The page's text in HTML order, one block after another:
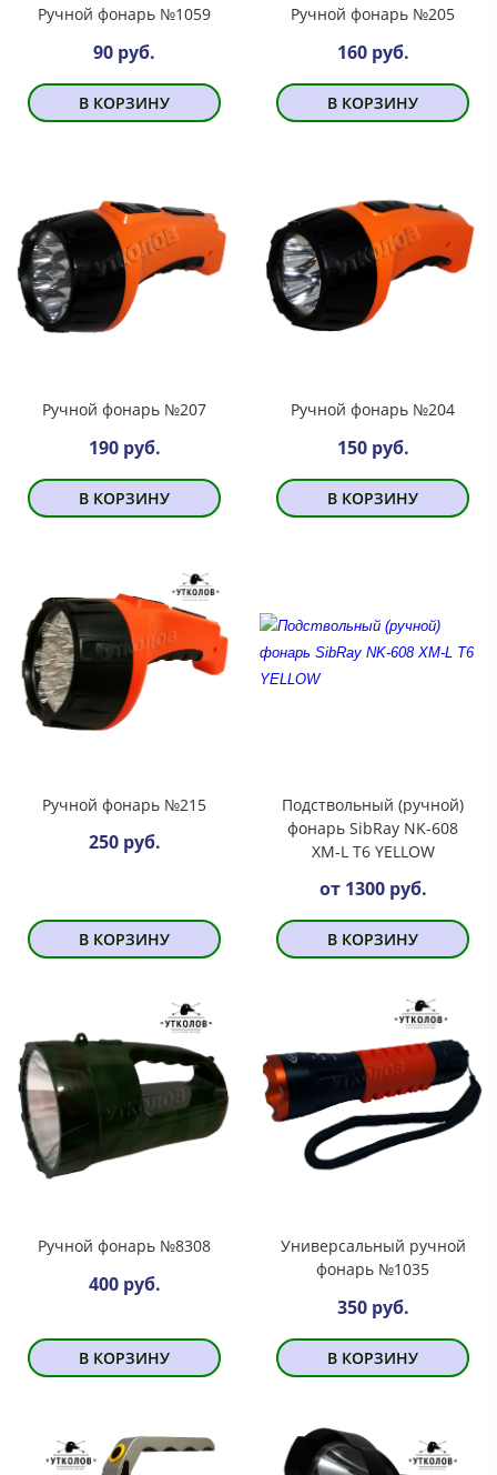
Ручной фонарь №1059
90 руб.
В КОРЗИНУ
Ручной фонарь №205
160 руб.
В КОРЗИНУ
Ручной фонарь №207
190 руб.
В КОРЗИНУ
Ручной фонарь №204
150 руб.
В КОРЗИНУ
Ручной фонарь №215
250 руб.
В КОРЗИНУ
Подствольный (ручной)
фонарь SibRay NK-608
XM-L T6 YELLOW
от 1300 руб.
В КОРЗИНУ
Ручной фонарь №8308
400 руб.
В КОРЗИНУ
Универсальный ручной
фонарь №1035
350 руб.
В КОРЗИНУ